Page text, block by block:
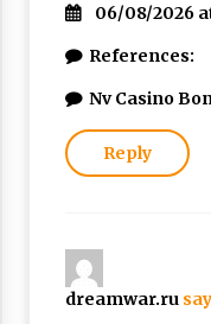
06/08/2026
References:
Nv Casino
Reply
dreamwar.ru